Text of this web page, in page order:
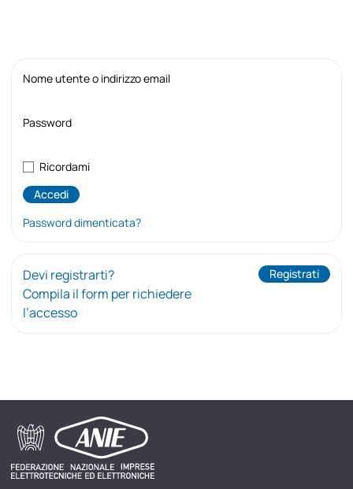
Nome utente o indirizzo email
Password
Ricordami
Password dimenticata?
Devi registrarti?
Compila il form per richiedere
l’accesso
Registrati